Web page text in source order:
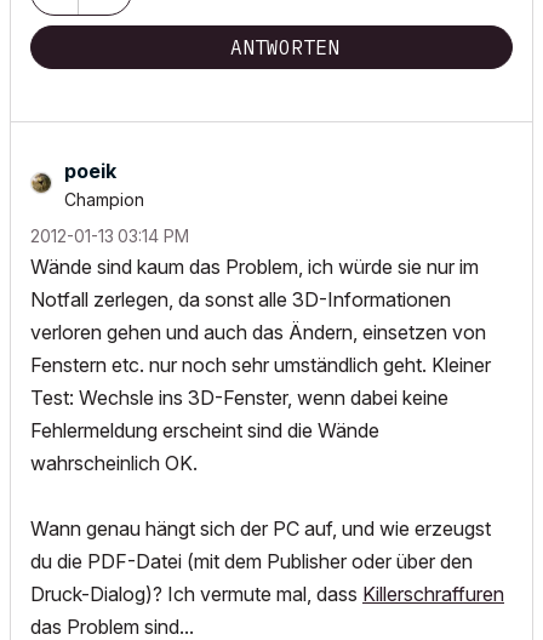
ANTWORTEN
poeik
Champion
‎2012-01-13 03:14 PM
Wände sind kaum das Problem, ich würde sie nur im
Notfall zerlegen, da sonst alle 3D-Informationen
verloren gehen und auch das Ändern, einsetzen von
Fenstern etc. nur noch sehr umständlich geht. Kleiner
Test: Wechsle ins 3D-Fenster, wenn dabei keine
Fehlermeldung erscheint sind die Wände
wahrscheinlich OK.
Wann genau hängt sich der PC auf, und wie erzeugst
du die PDF-Datei (mit dem Publisher oder über den
Druck-Dialog)? Ich vermute mal, dass Killerschraffuren
das Problem sind...